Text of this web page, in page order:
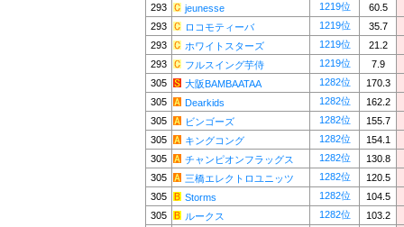
293 jeunesse 1219位
60.5
293
ロコモティーバ 1219位
35.7
293
ホワイトスターズ 1219位
21.2
293
フルスイング芋侍 1219位
7.9
305
大阪BAMBAATAA 1282位
170.3
305
Dearkids 1282位
162.2
305
ビンゴーズ 1282位
155.7
305
キングコング 1282位
154.1
305
チャンピオンフラッグス 1282位
130.8
305
三橋エレクトロユニッツ 1282位
120.5
305
Storms 1282位
104.5
305
ルークス 1282位
103.2